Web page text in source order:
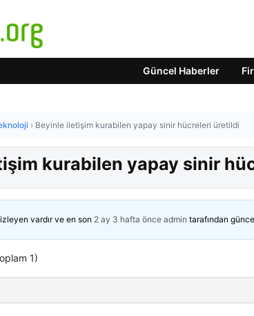
Güncel Haberler
› Beyinle iletişim kurabilen yapay sinir hücreleri üretildi
kurabilen yapay sinir
vardır ve en son 2 ay 3 hafta önce admin tarafından
1)